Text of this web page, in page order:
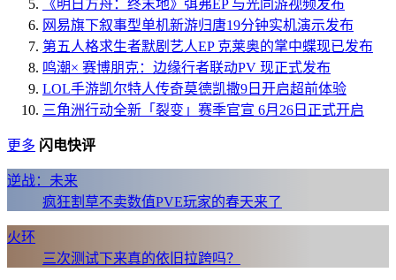
《明日方舟：终末地》弭弗EP 与光同游视频发布
网易旗下叙事型单机新游归唐19分钟实机演示发布
第五人格求生者默剧艺人EP 克莱奥的掌中蝶现已发布
鸣潮× 赛博朋克：边缘行者联动PV 现正式发布
LOL手游凯尔特人传奇莫德凯撒9日开启超前体验
三角洲行动全新「裂变」赛季官宣 6月26日正式开启
更多 闪电快评
逆战：未来
疯狂割草不卖数值PVE玩家的春天来了
火环
三次测试下来真的依旧拉跨吗？